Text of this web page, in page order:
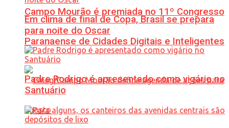
Campo Mourão é premiada no 11º Congresso
Paranaense de Cidades Digitais e Inteligentes
Em clima de final de Copa, Brasil se prepara
para noite do Oscar
Padre Rodrigo é apresentado como vigário no
Santuário